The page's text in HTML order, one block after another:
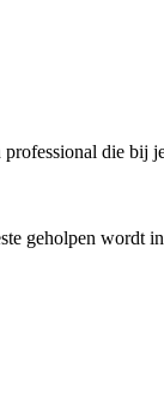
die bij
geholpen wordt